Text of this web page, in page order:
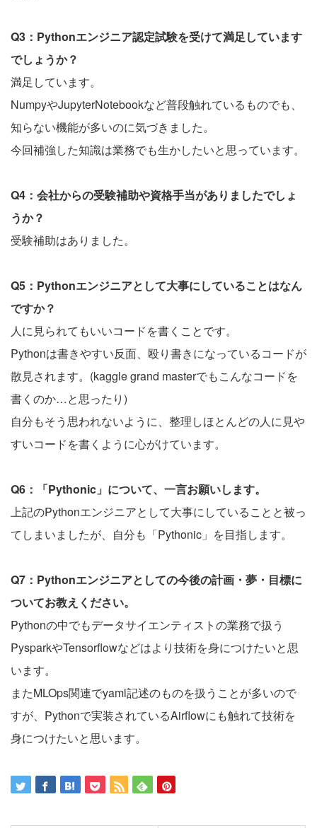
Q3：Pythonエンジニア認定試験を受けて満足しています
でしょうか？
満足しています。
NumpyやJupyterNotebookなど普段触れているものでも、
知らない機能が多いのに気づきました。
今回補強した知識は業務でも生かしたいと思っています。
Q4：会社からの受験補助や資格手当がありましたでしょ
うか？
受験補助はありました。
Q5：Pythonエンジニアとして大事にしていることはなん
ですか？
人に見られてもいいコードを書くことです。
Pythonは書きやすい反面、殴り書きになっているコードが
散見されます。(kaggle grand masterでもこんなコードを
書くのか…と思ったり)
自分もそう思われないように、整理しほとんどの人に見や
すいコードを書くように心がけています。
Q6：「Pythonic」について、一言お願いします。
上記のPythonエンジニアとして大事にしていることと被っ
てしまいましたが、自分も「Pythonic」を目指します。
Q7：Pythonエンジニアとしての今後の計画・夢・目標に
ついてお教えください。
Pythonの中でもデータサイエンティストの業務で扱う
PysparkやTensorflowなどはより技術を身につけたいと思
います。
またMLOps関連でyaml記述のものを扱うことが多いので
すが、Pythonで実装されているAirflowにも触れて技術を
身につけたいと思います。